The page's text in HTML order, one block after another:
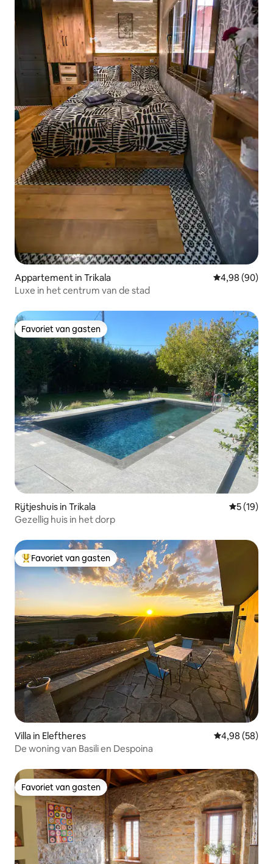
Appartement in Trikala Gemiddelde
4,98 (90)
Luxe in het centrum van de stad
Favoriet van gasten
Favoriet van gasten
Rijtjeshuis in Trikala
5 (19)
Gezellig huis in het dorp
Topfavoriet van gasten
Favoriet van gasten
Villa in Eleftheres Gemiddelde
4,98 (58)
De woning van Basili en Despoina
Favoriet van gasten
Favoriet van gasten